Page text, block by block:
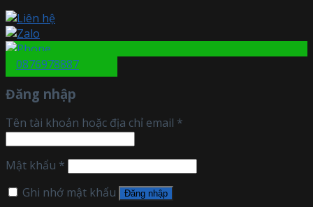
0876978887
Đăng nhập
Tên tài khoản hoặc địa chỉ email *
Mật khẩu *
Ghi nhớ mật khẩu
Đăng nhập